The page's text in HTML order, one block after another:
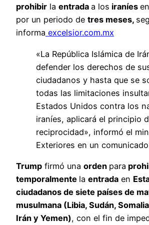
prohibir la entrada a los iraníes
por un periodo de tres meses,
informa excelsior.com.mx
«La República Islámica de
defender los derechos de
ciudadanos y hasta que se
todas las limitaciones
Estados Unidos contra los
iraníes, aplicará el principio
reciprocidad», informó el
Exteriores en un
Trump firmó una orden para
temporalmente la entrada en
ciudadanos de siete países de
musulmana (Libia, Sudán,
Irán y Yemen), con el fin de